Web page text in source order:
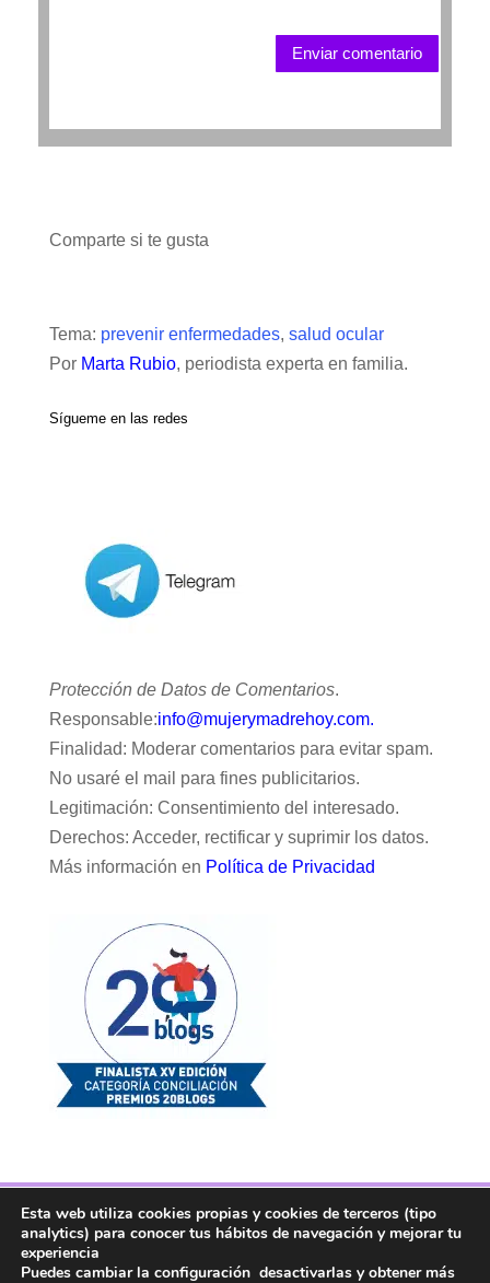
Enviar comentario
Comparte si te gusta
Tema: prevenir enfermedades, salud ocular
Por Marta Rubio, periodista experta en familia.
Sígueme en las redes
Protección de Datos de Comentarios.
Responsable:info@mujerymadrehoy.com.
Finalidad: Moderar comentarios para evitar spam.
No usaré el mail para fines publicitarios.
Legitimación: Consentimiento del interesado.
Derechos: Acceder, rectificar y suprimir los datos.
Más información en Política de Privacidad
Facebook Twitter Telegram
RSS
Instagram
Linkedin
Esta web utiliza cookies propias y cookies de terceros (tipo
analytics) para conocer tus hábitos de navegación y mejorar tu
experiencia
Puedes cambiar la configuración desactivarlas y obtener más